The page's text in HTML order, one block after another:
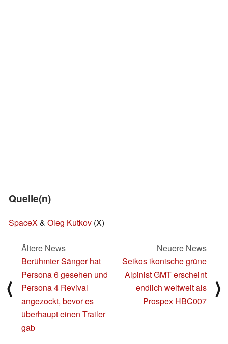
Quelle(n)
SpaceX& Oleg Kutkov (X)
⟨
Ältere News
Berühmter Sänger hat
Persona 6 gesehen und
Persona 4 Revival
angezockt, bevor es
überhaupt einen Trailer
gab
Neuere News
Seikos ikonische grüne
Alpinist GMT erscheint
endlich weltweit als
Prospex HBC007
⟩